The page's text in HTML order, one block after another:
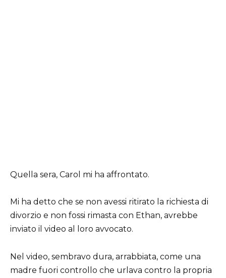
Quella sera, Carol mi ha affrontato.
Mi ha detto che se non avessi ritirato la richiesta di
divorzio e non fossi rimasta con Ethan, avrebbe
inviato il video al loro avvocato.
Nel video, sembravo dura, arrabbiata, come una
madre fuori controllo che urlava contro la propria